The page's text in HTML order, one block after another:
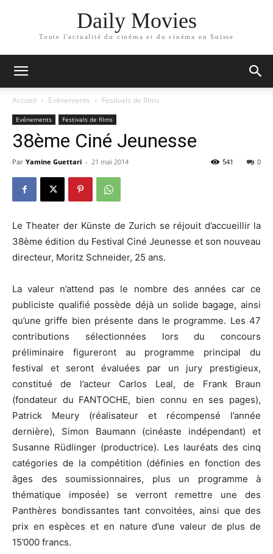
Daily Movies
Toute l'actualité du cinéma et du cinéma en Suisse
Accueil Evénements Festivals de films
Evénements Festivals de films
38ème Ciné Jeunesse
Par Yamine Guettari - 21 mai 2014 0
541
Le Theater der Künste de Zurich se réjouit d’accueillir la
38ème édition du Festival Ciné Jeunesse et son nouveau
directeur, Moritz Schneider, 25 ans.
La valeur n’attend pas le nombre des années car ce
publiciste qualifié possède déjà un solide bagage, ainsi
qu’une griffe bien présente dans le programme. Les 47
contributions sélectionnées lors du concours
préliminaire figureront au programme principal du
festival et seront évaluées par un jury prestigieux,
constitué de l’acteur Carlos Leal, de Frank Braun
(fondateur du FANTOCHE, bien connu en ses pages),
Patrick Meury (réalisateur et récompensé l’année
dernière), Simon Baumann (cinéaste indépendant) et
Susanne Rüdlinger (productrice). Les lauréats des cinq
catégories de la compétition (définies en fonction des
âges des soumissionnaires, plus un programme à
thématique imposée) se verront remettre une des
Panthères bondissantes tant convoitées, ainsi que des
prix en espèces et en nature d’une valeur de plus de
15’000 francs.